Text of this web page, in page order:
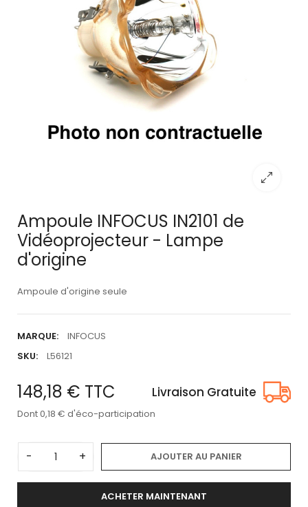
Ampoule INFOCUS IN2101 de
Vidéoprojecteur - Lampe
d'origine
Ampoule d'origine seule
MARQUE:
INFOCUS
SKU:
L56121
148,18 € TTC Livraison Gratuite
Dont 0,18 € d'éco-participation
- + AJOUTER AU PANIER
ACHETER MAINTENANT